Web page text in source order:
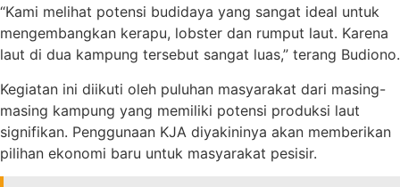
“Kami melihat potensi budidaya yang sangat ideal untuk
mengembangkan kerapu, lobster dan rumput laut. Karena
laut di dua kampung tersebut sangat luas,” terang Budiono.
Kegiatan ini diikuti oleh puluhan masyarakat dari masing-
masing kampung yang memiliki potensi produksi laut
signifikan. Penggunaan KJA diyakininya akan memberikan
pilihan ekonomi baru untuk masyarakat pesisir.